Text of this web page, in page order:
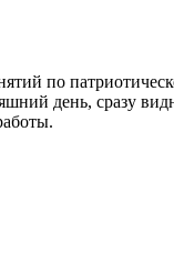
по
день, сразу